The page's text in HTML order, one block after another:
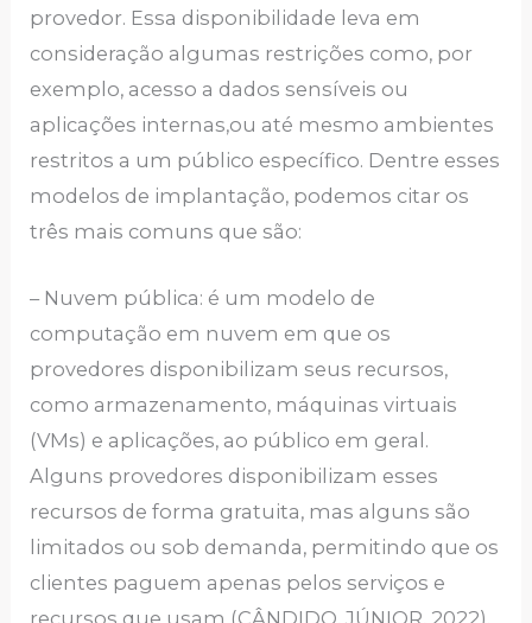
provedor. Essa disponibilidade leva em
consideração algumas restrições como, por
exemplo, acesso a dados sensíveis ou
aplicações internas,ou até mesmo ambientes
restritos a um público específico. Dentre esses
modelos de implantação, podemos citar os
três mais comuns que são:
– Nuvem pública: é um modelo de
computação em nuvem em que os
provedores disponibilizam seus recursos,
como armazenamento, máquinas virtuais
(VMs) e aplicações, ao público em geral.
Alguns provedores disponibilizam esses
recursos de forma gratuita, mas alguns são
limitados ou sob demanda, permitindo que os
clientes paguem apenas pelos serviços e